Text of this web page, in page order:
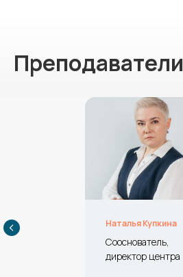
Преподаватели
Наталья Купкина
Сооснователь,
директор центра